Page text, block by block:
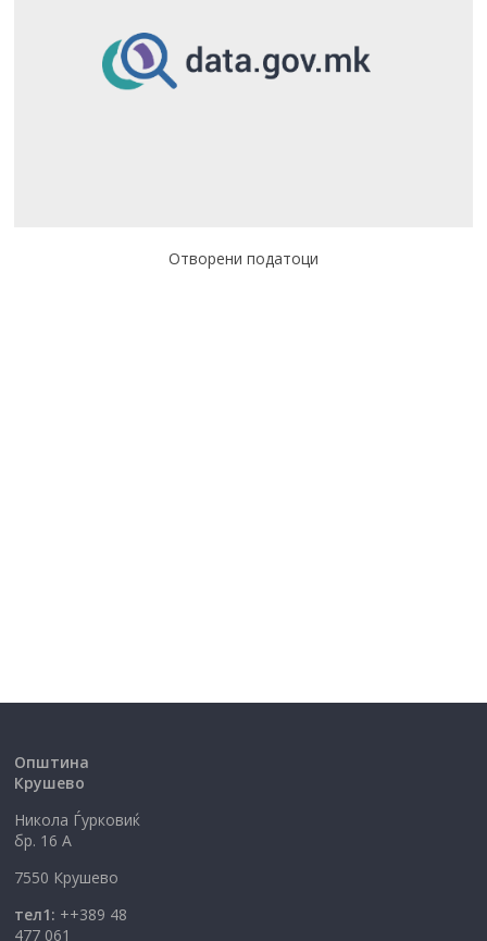
Отворени податоци
Општина
Крушево
Никола Ѓурковиќ
бр. 16 А
7550 Крушево
тел1: ++389 48
477 061